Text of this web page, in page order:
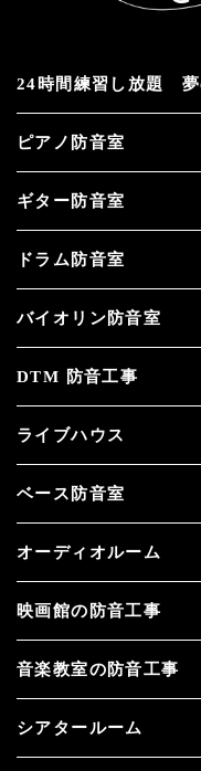
24時間練習し放題 夢
ピアノ防音室
ギター防音室
ドラム防音室
バイオリン防音室
DTM 防音工事
ライブハウス
ベース防音室
オーディオルーム
映画館の防音工事
音楽教室の防音工事
シアタールーム